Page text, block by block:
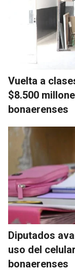
Vuelta a
$8.500
bonaerenses
Diputados
uso del
bonaerenses